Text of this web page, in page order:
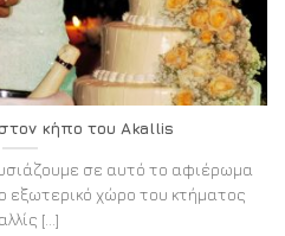
κήπο του Akallis
σε αυτό το αφιέρωμα
εξωτερικό χώρο του κτήματος
[...]